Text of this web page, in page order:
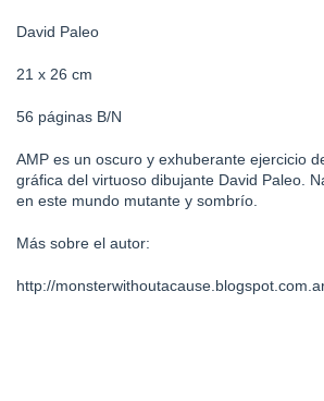
David Paleo
21 x 26 cm
56 páginas B/N
AMP es un oscuro y exhuberante ejercicio
gráfica del virtuoso dibujante David Paleo.
en este mundo mutante y sombrío.
Más sobre el autor:
http://